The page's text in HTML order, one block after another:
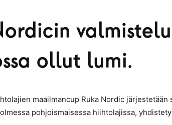
ollut lumi.
maailmancup Ruka Nordic järjestetään
pohjoismaisessa hiihtolajissa,